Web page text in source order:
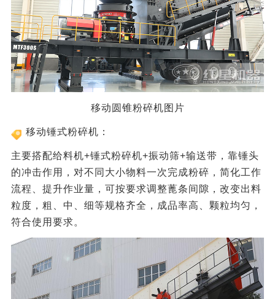
移动圆锥粉碎机图片
移动锤式粉碎机：
主要搭配给料机+锤式粉碎机+振动筛+输送带，靠锤头
的冲击作用，对不同大小物料一次完成粉碎，简化工作
流程、提升作业量，可按要求调整蓖条间隙，改变出料
粒度，粗、中、细等规格齐全，成品率高、颗粒均匀，
符合使用要求。